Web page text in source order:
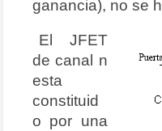
ganancia), no se
El JFET
de canal n
esta
constituid
o por una